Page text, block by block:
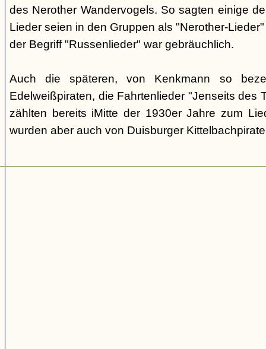
des Nerother Wandervogels. So sagten einige
Lieder seien in den Gruppen als "Nerother-
der Begriff "Russenlieder" war gebräuchlich.
Auch die späteren, von Kenkmann so
Edelweißpiraten, die Fahrtenlieder "Jenseits des
zählten bereits iMitte der 1930er Jahre zum
wurden aber auch von Duisburger